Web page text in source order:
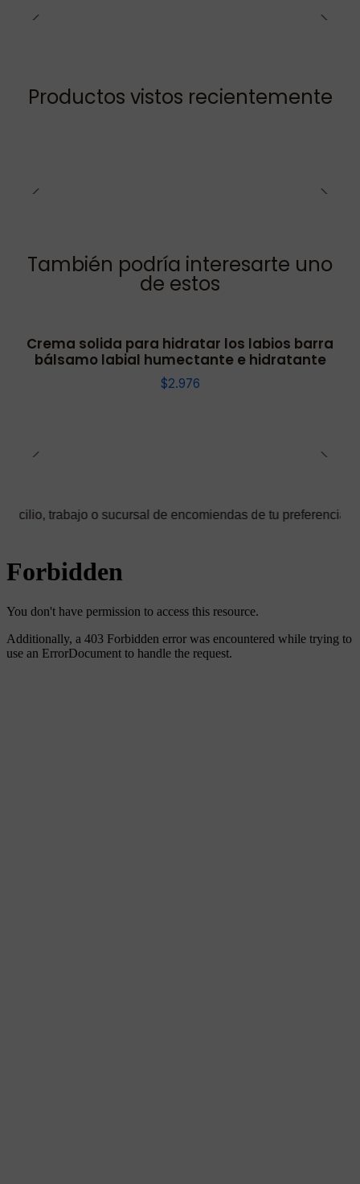
Productos vistos recientemente
También podría interesarte uno
de estos
Crema solida para hidratar los labios barra
bálsamo labial humectante e hidratante
$2.976
o sucursal de encomiendas de tu preferencia ✅ Podrás